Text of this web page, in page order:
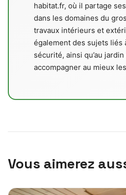
habitat.fr, où il partage
dans les domaines du
travaux intérieurs et
également des sujets liés
sécurité, ainsi qu’au
accompagner au mieux
Vous aimerez